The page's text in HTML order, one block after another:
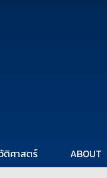
ติศาสตร์ ABOUT